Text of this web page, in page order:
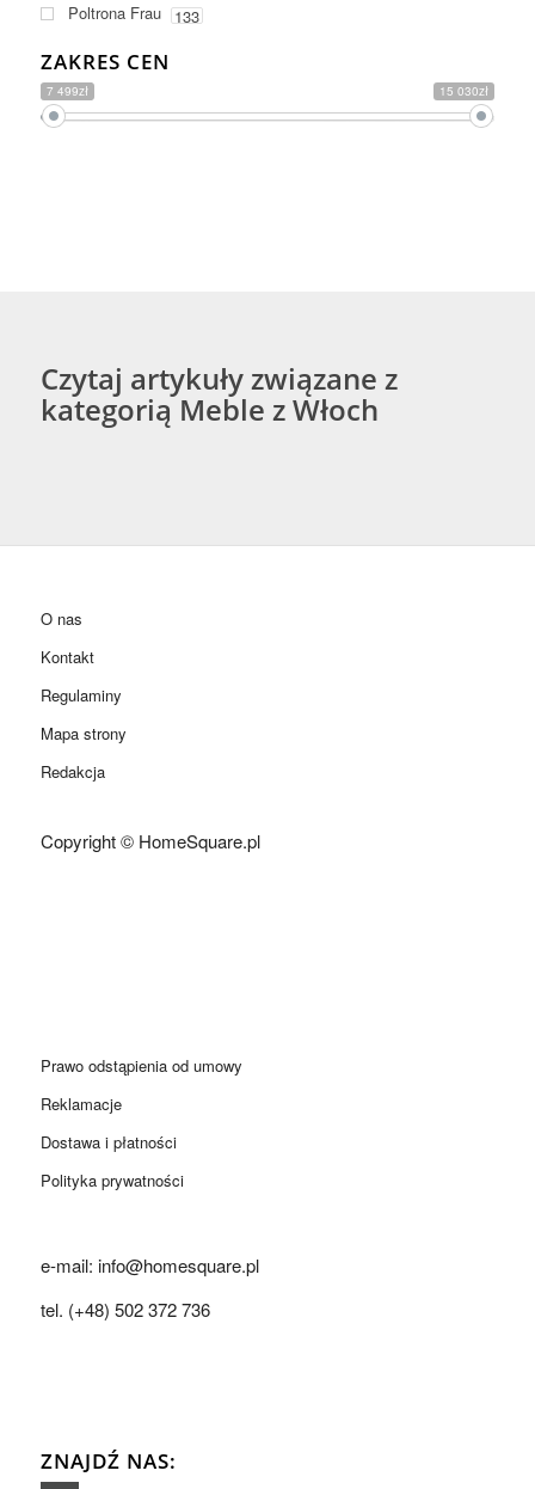
Poltrona Frau 133
ZAKRES CEN
7 499zł 15 030zł
Czytaj artykuły związane z
kategorią Meble z Włoch
O nas
Kontakt
Regulaminy
Mapa strony
Redakcja
Copyright © HomeSquare.pl
Prawo odstąpienia od umowy
Reklamacje
Dostawa i płatności
Polityka prywatności
e-mail: info@homesquare.pl
tel. (+48) 502 372 736
ZNAJDŹ NAS: